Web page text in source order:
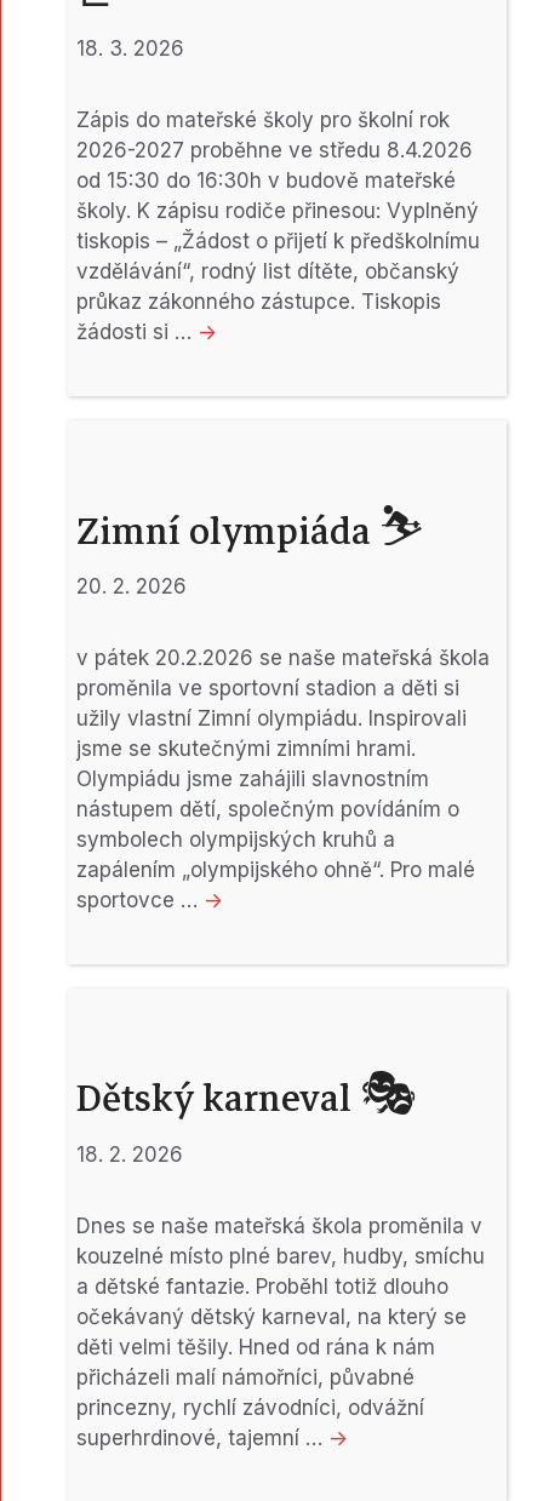
18. 3. 2026
Zápis do mateřské školy pro školní rok
2026-2027 proběhne ve středu 8.4.2026
od 15:30 do 16:30h v budově mateřské
školy. K zápisu rodiče přinesou: Vyplněný
tiskopis – „Žádost o přijetí k předškolnímu
vzdělávání“, rodný list dítěte, občanský
průkaz zákonného zástupce. Tiskopis
žádosti si … ->
Zimní olympiáda ⛷️
20. 2. 2026
v pátek 20.2.2026 se naše mateřská škola
proměnila ve sportovní stadion a děti si
užily vlastní Zimní olympiádu. Inspirovali
jsme se skutečnými zimními hrami.
Olympiádu jsme zahájili slavnostním
nástupem dětí, společným povídáním o
symbolech olympijských kruhů a
zapálením „olympijského ohně“. Pro malé
sportovce … ->
Dětský karneval 🎭
18. 2. 2026
Dnes se naše mateřská škola proměnila v
kouzelné místo plné barev, hudby, smíchu
a dětské fantazie. Proběhl totiž dlouho
očekávaný dětský karneval, na který se
děti velmi těšily. Hned od rána k nám
přicházeli malí námořníci, půvabné
princezny, rychlí závodníci, odvážní
superhrdinové, tajemní … ->